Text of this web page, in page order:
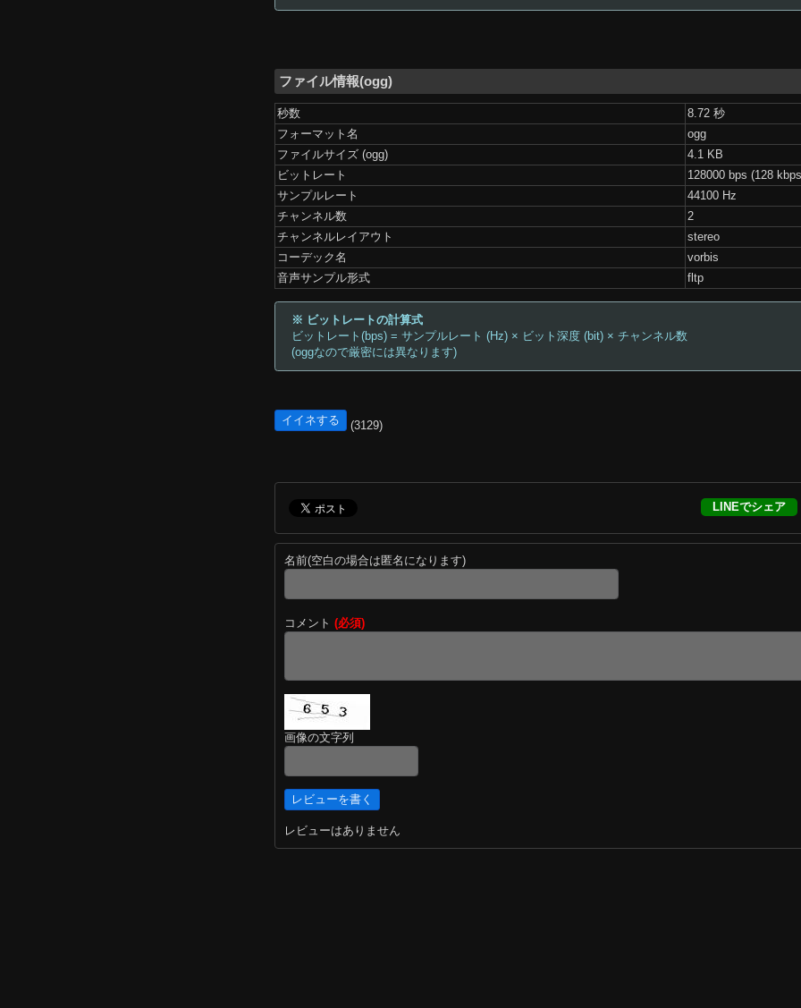
ファイル情報(ogg)
秒数
8.72 秒
フォーマット名
ogg
ファイルサイズ (ogg)
4.1 KB
ビットレート
128000 bps (128
サンプルレート
44100 Hz
チャンネル数
2
チャンネルレイアウト
stereo
コーデック名
vorbis
音声サンプル形式
fltp
※ ビットレートの計算式
ビットレート(bps) = サンプルレート (Hz) × ビット深度 (bit) × チャンネル数
(oggなので厳密には異なります)
イイネする (3129)
LINEでシェア
名前(空白の場合は匿名になります)
コメント (必須)
画像の文字列
レビューはありません